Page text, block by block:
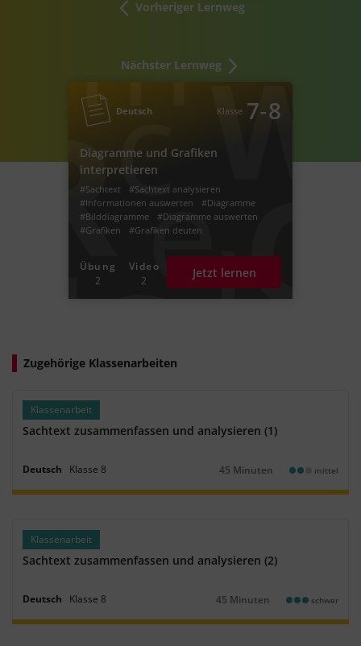
Vorheriger Lernweg
Nächster Lernweg
Deutsch Klasse 7‐8
Diagramme und Grafiken
interpretieren
#Sachtext
#Sachtext analysieren
#Informationen auswerten
#Diagramme
#Bilddiagramme
#Diagramme auswerten
#Grafiken
#Grafiken deuten
#Diagramm auswerten
#Grafik auswerten
#Infografik
Übung
2
Video
2
Jetzt lernen
Zugehörige Klassenarbeiten
Klassenarbeit
Sachtext zusammenfassen und analysieren (1)
Deutsch Klasse 8
Dauer:
45 Minuten mittel
Klassenarbeit
Sachtext zusammenfassen und analysieren (2)
Deutsch Klasse 8
Dauer:
45 Minuten schwer